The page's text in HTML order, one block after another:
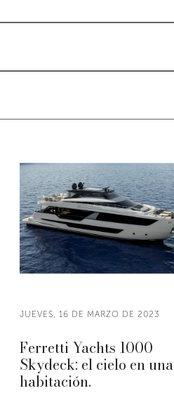
JUEVES, 16 DE MARZO DE 2023
Ferretti Yachts 1000
Skydeck: el cielo en una
habitación.